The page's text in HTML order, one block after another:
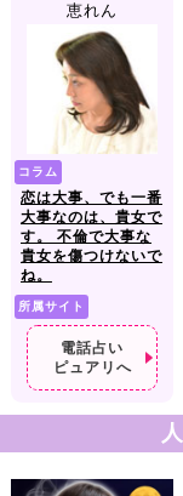
恵れん
コラム
恋は大事、でも一番
大事なのは、貴女で
す。 不倫で大事な
貴女を傷つけないで
ね。
所属サイト
電話占い
ピュアリへ